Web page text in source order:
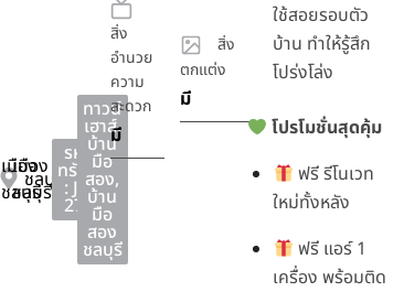
เมือง
ชลบุรี
เมือง
ชลบุรี
ชลบุรี
รหัส
ทรัพย์
: JS-
272
ทาวน์
เฮาส์,
บ้าน
มือ
สอง,
บ้าน
มือ
สอง
ชลบุรี
สิ่ง
อำนวย
ความ
สะดวก
มี
สิ่ง
ตกแต่ง
มี
ใช้สอยรอบตัว
บ้าน ทำให้รู้สึก
โปร่งโล่ง
โปรโมชั่นสุดคุ้ม
ฟรี รีโนเวท
ใหม่ทั้งหลัง
ฟรี แอร์ 1
เครื่อง พร้อมติด